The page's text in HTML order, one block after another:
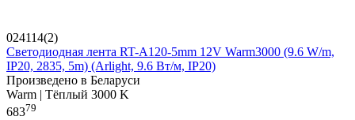
024114(2)
Светодиодная лента RT-A120-5mm 12V Warm3000 (9.6 W/m,
IP20, 2835, 5m) (Arlight, 9.6 Вт/м, IP20)
Произведено в Беларуси
Warm | Тёплый 3000 K
68379